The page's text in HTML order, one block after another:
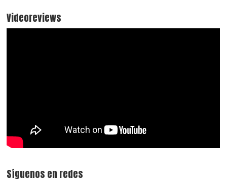
Videoreviews
Síguenos en redes